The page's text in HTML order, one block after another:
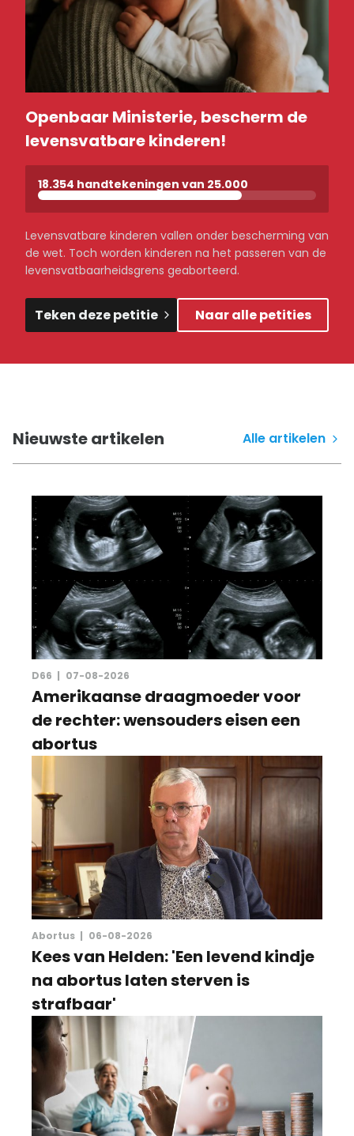
Openbaar Ministerie, bescherm de
levensvatbare kinderen!
18.354 handtekeningen van 25.000
Levensvatbare kinderen vallen onder bescherming van
de wet. Toch worden kinderen na het passeren van de
levensvatbaarheidsgrens geaborteerd.
Teken deze petitie Naar alle petities
Nieuwste artikelen Alle artikelen
D66 | 07-08-2026
Amerikaanse draagmoeder voor
de rechter: wensouders eisen een
abortus
Abortus | 06-08-2026
Kees van Helden: 'Een levend kindje
na abortus laten sterven is
strafbaar'